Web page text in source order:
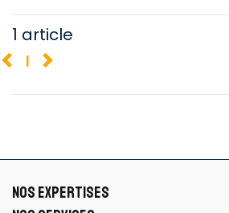
1 article
1
NOS EXPERTISES